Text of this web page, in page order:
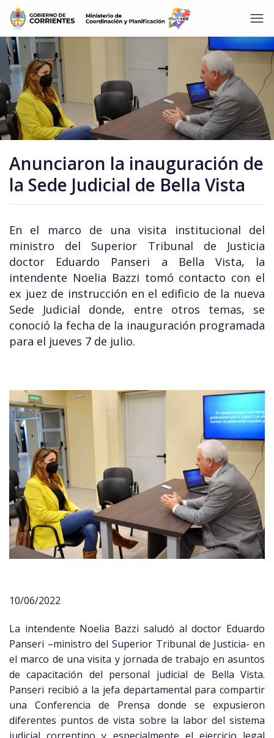
Anunciaron la inauguración de
la Sede Judicial de Bella Vista
En el marco de una visita institucional del
ministro del Superior Tribunal de Justicia
doctor Eduardo Panseri a Bella Vista, la
intendente Noelia Bazzi tomó contacto con el
ex juez de instrucción en el edificio de la nueva
Sede Judicial donde, entre otros temas, se
conoció la fecha de la inauguración programada
para el jueves 7 de julio.
10/06/2022
La intendente Noelia Bazzi saludó al doctor Eduardo
Panseri –ministro del Superior Tribunal de Justicia- en
el marco de una visita y jornada de trabajo en asuntos
de capacitación del personal judicial de Bella Vista.
Panseri recibió a la jefa departamental para compartir
una Conferencia de Prensa donde se expusieron
diferentes puntos de vista sobre la labor del sistema